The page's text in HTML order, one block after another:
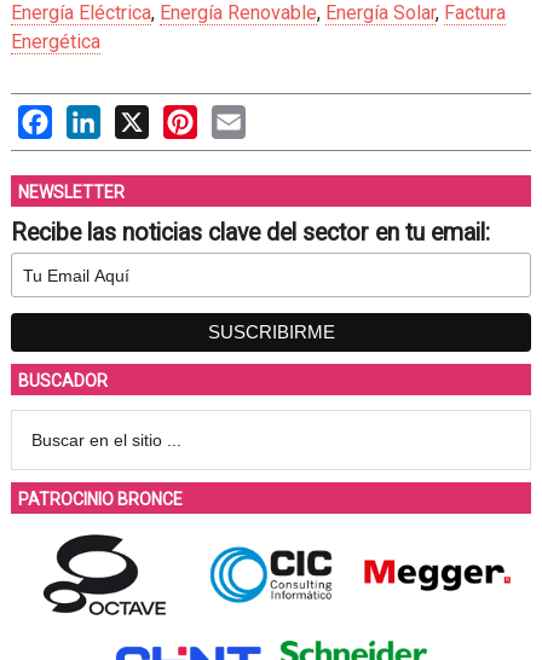
Energía Eléctrica, Energía Renovable, Energía Solar, Factura
Energética
FacebookLinkedIn
X PinterestEmail
NEWSLETTER
Recibe las noticias clave del sector en tu email:
BUSCADOR
PATROCINIO BRONCE